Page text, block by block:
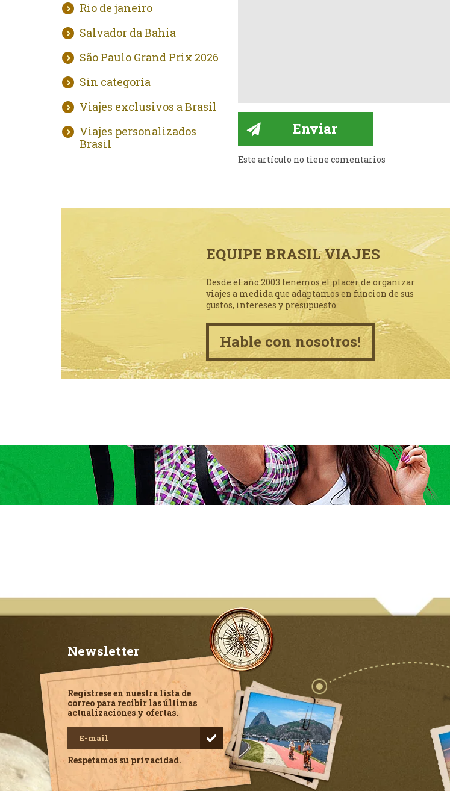
Rio de janeiro
Salvador da Bahia
São Paulo Grand Prix 2026
Sin categoría
Viajes exclusivos a Brasil
Viajes personalizados
Brasil
Este artículo no tiene comentarios
EQUIPE BRASIL VIAJES
Desde el año 2003 tenemos el placer de organizar
viajes a medida que adaptamos en funcion de sus
gustos, intereses y presupuesto.
Hable con nosotros!
Newsletter
Regístrese en nuestra lista de
correo para recibir las últimas
actualizaciones y ofertas.
Respetamos su privacidad.